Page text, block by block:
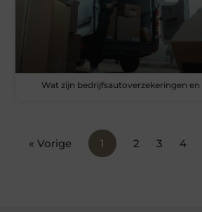
Wat zijn bedrijfsautoverzekeringen en
« Vorige 1 2 3 4